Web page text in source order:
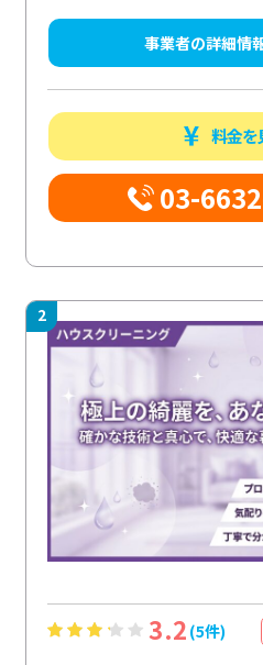
事業者の詳細情
料金を
03-
2
3.2 (5件)